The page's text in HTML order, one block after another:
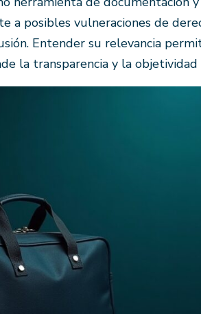
a posibles vulneraciones de
Entender su relevancia
la transparencia y la objetividad